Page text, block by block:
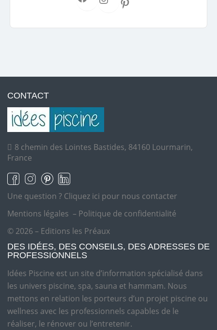
CONTACT
8 chemin des Lointes Bastides, 84160 Lourmarin,
France
Une question ? Cliquez ici pour nous contacter
Mentions légales – Politique de confidentialité
© 2026 – Editions les Préaux
DES IDÉES, DES CONSEILS, DES ADRESSES DE
PROFESSIONNELS
Idées Piscine est un site d’information spécialisé dans
les univers piscine, spa, sauna et hammam. Nous
mettons en relation les porteurs d’un projet piscine ou
wellness avec les professionnels capables de le
réaliser, le rénover ou l’entretenir.